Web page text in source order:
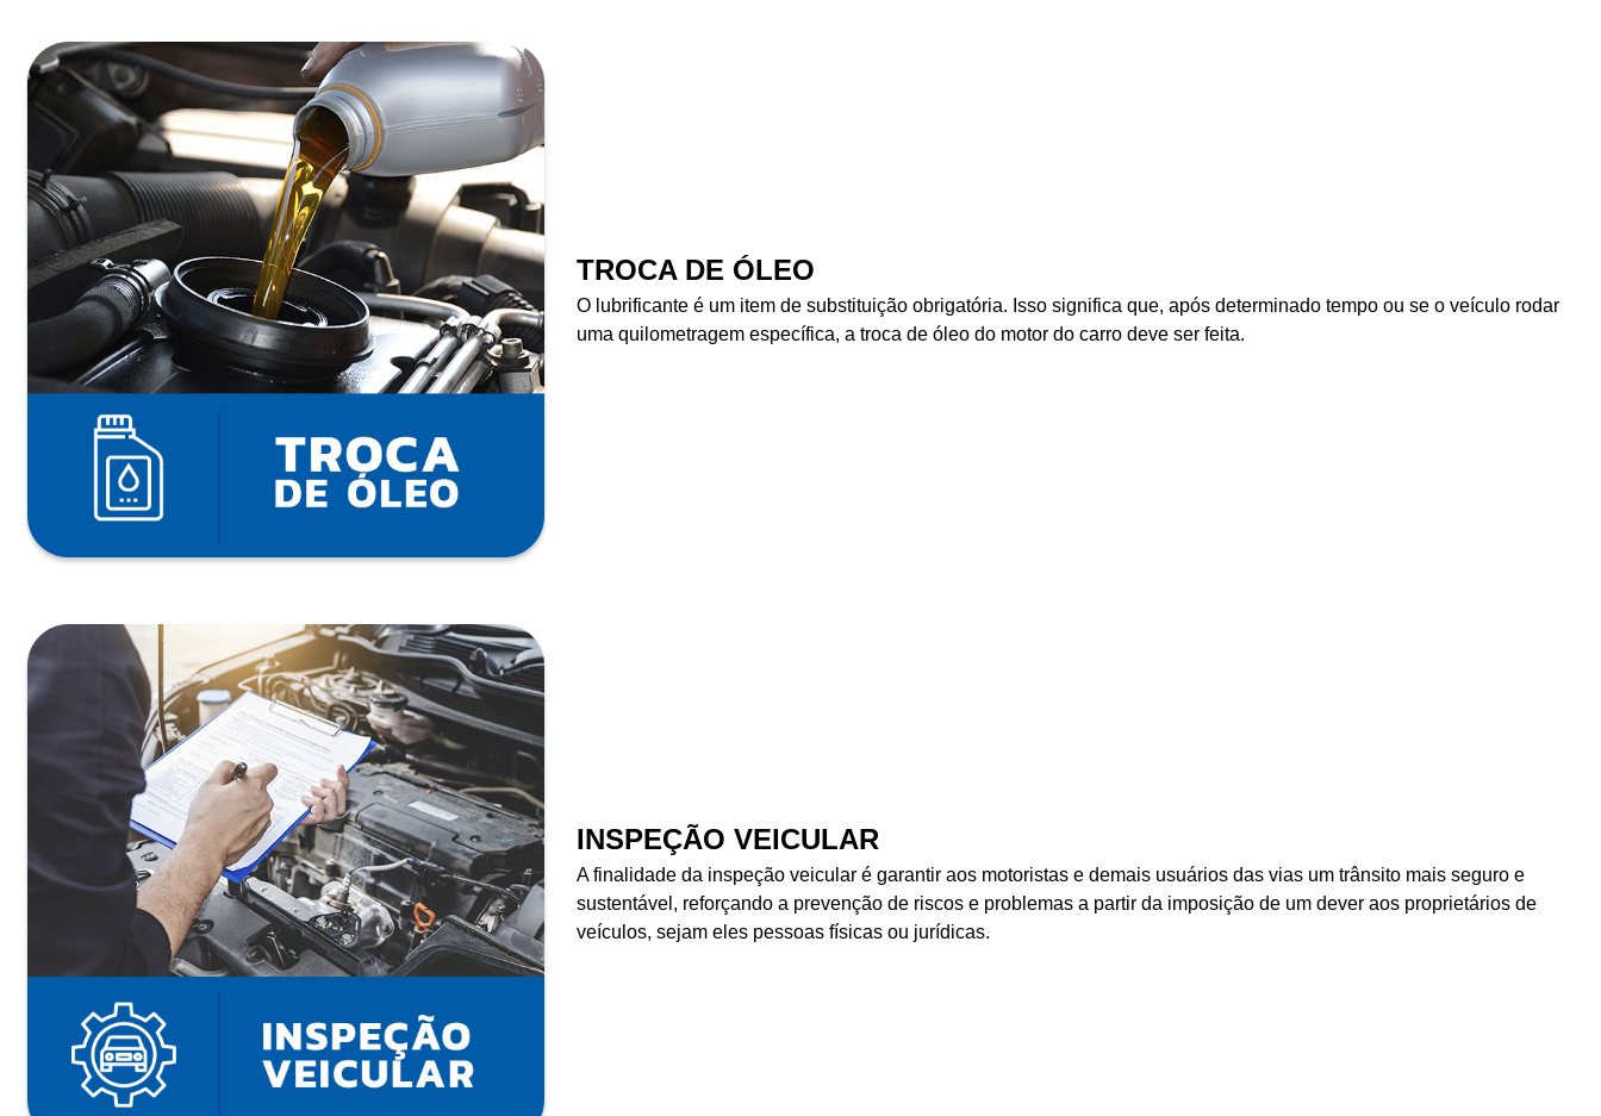
TROCA DE ÓLEO
O lubrificante é um item de substituição obrigatória. Isso significa que, após determinado tempo ou se o veículo rodar
uma quilometragem específica, a troca de óleo do motor do carro deve ser feita.
INSPEÇÃO VEICULAR
A finalidade da inspeção veicular é garantir aos motoristas e demais usuários das vias um trânsito mais seguro e
sustentável, reforçando a prevenção de riscos e problemas a partir da imposição de um dever aos proprietários de
veículos, sejam eles pessoas físicas ou jurídicas.